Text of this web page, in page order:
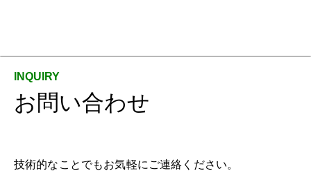
お問い合わせ
技術的なことでもお気軽にご連絡ください。